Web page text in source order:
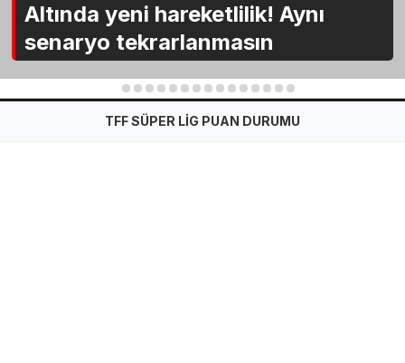
Altında yeni hareketlilik! Aynı
senaryo tekrarlanmasın
2 3 4 5 6 7 8 9 10 11 12 13 14 15
TFF SÜPER LİG PUAN DURUMU